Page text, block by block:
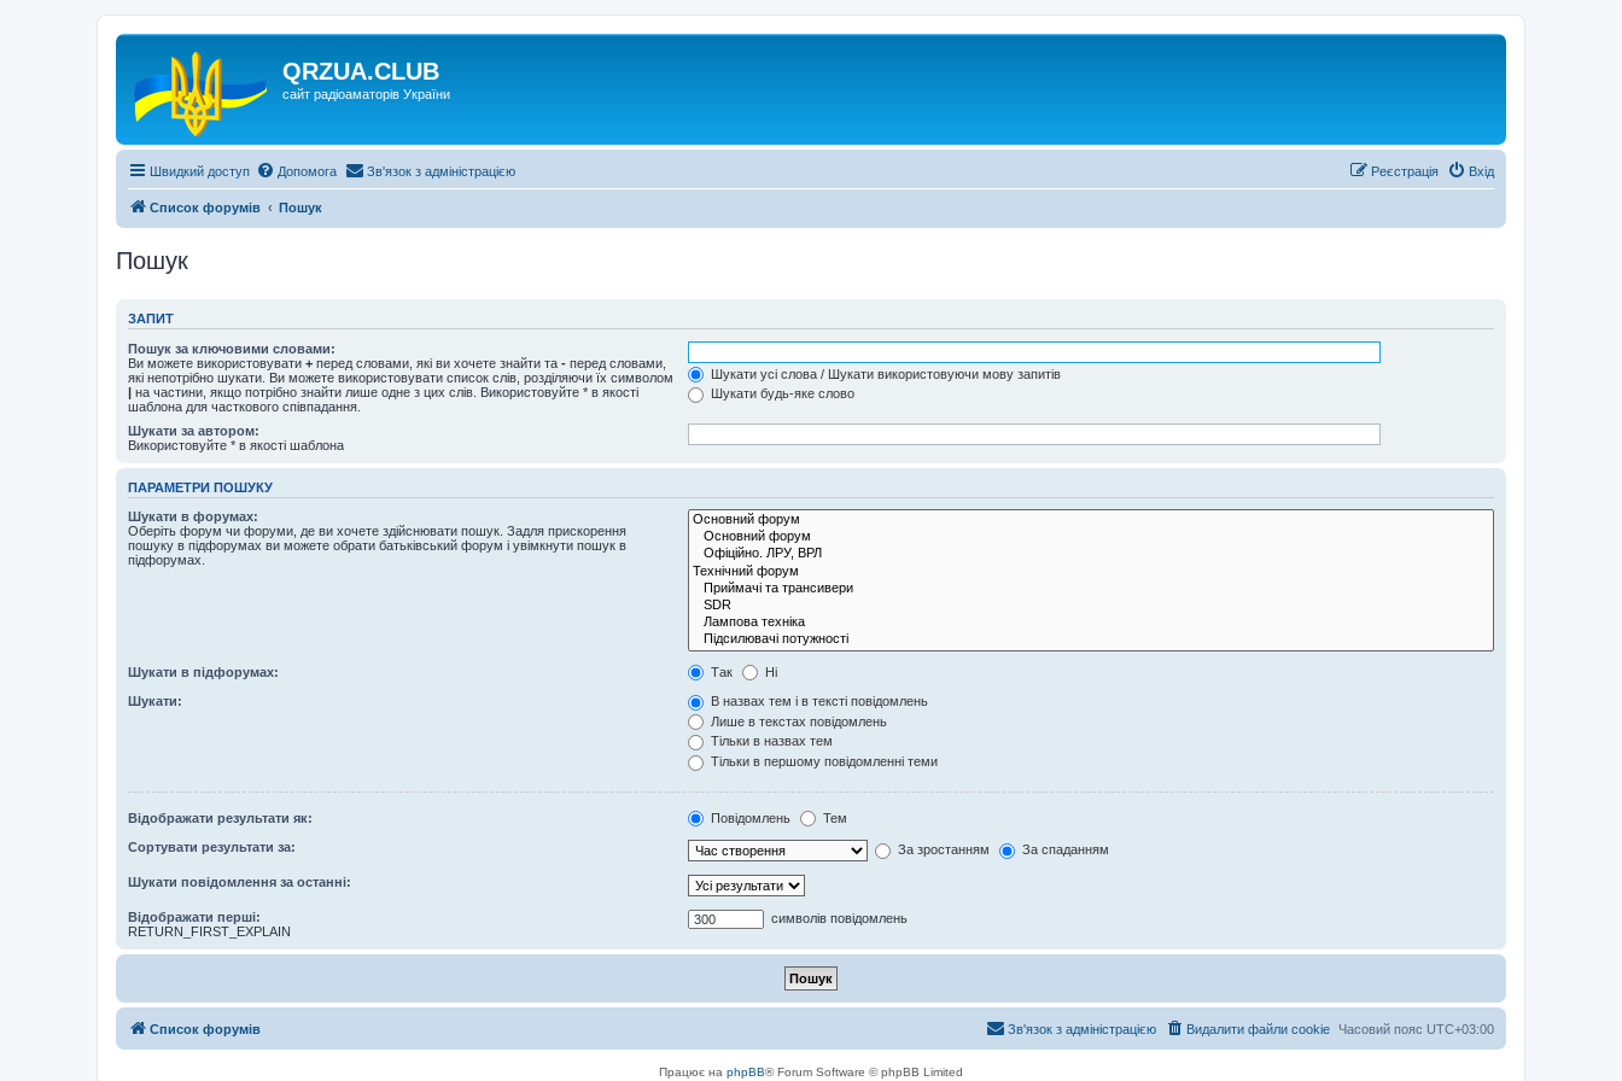
QRZUA.CLUB
сайт радіоаматорів України
Швидкий доступ Допомога Зв'язок з адміністрацією Вхід
Реєстрація
Список форумів Пошук
Пошук
ЗАПИТ
Пошук за ключовими словами:
Ви можете використовувати + перед словами, які ви хочете знайти та - перед словами,
які непотрібно шукати. Ви можете використовувати список слів, розділяючи їх символом
| на частини, якщо потрібно знайти лише одне з цих слів. Використовуйте * в якості
шаблона для часткового співпадання.
Шукати усі слова / Шукати використовуючи мову запитів
Шукати будь-яке слово
Шукати за автором:
Використовуйте * в якості шаблона
ПАРАМЕТРИ ПОШУКУ
Шукати в форумах:
Оберіть форум чи форуми, де ви хочете здійснювати пошук. Задля прискорення
пошуку в підфорумах ви можете обрати батьківський форум і увімкнути пошук в
підфорумах.
Шукати в підфорумах: Так Ні
Шукати:
В назвах тем і в тексті повідомлень
Лише в текстах повідомлень
Тільки в назвах тем
Тільки в першому повідомленні теми
Відображати результати як: Повідомлень Тем
Сортувати результати за: За зростанням За спаданням
Шукати повідомлення за останні:
Відображати перші:
RETURN_FIRST_EXPLAIN
символів повідомлень
Список форумів Часовий пояс UTC+03:00
Видалити файли cookie
Зв'язок з адміністрацією
Працює на phpBB® Forum Software © phpBB Limited